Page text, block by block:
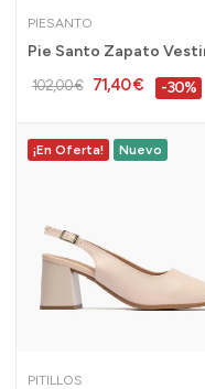
PIESANTO
102,00 € 71,40 € -30%
¡En Oferta! Nuevo
PITILLOS